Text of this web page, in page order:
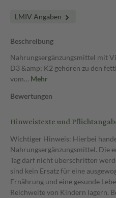
LMIV Angaben
Beschreibung
Nahrungsergänzungsmittel mit
D3 &amp; K2 gehören zu den
vom… Mehr
Bewertungen
Hinweistexte und
Wichtiger Hinweis: Hierbei
Nahrungsergänzungsmittel. Die
Tag darf nicht überschritten
sind kein Ersatz für eine
Ernährung und eine gesunde
Reichweite von Kindern lagern.